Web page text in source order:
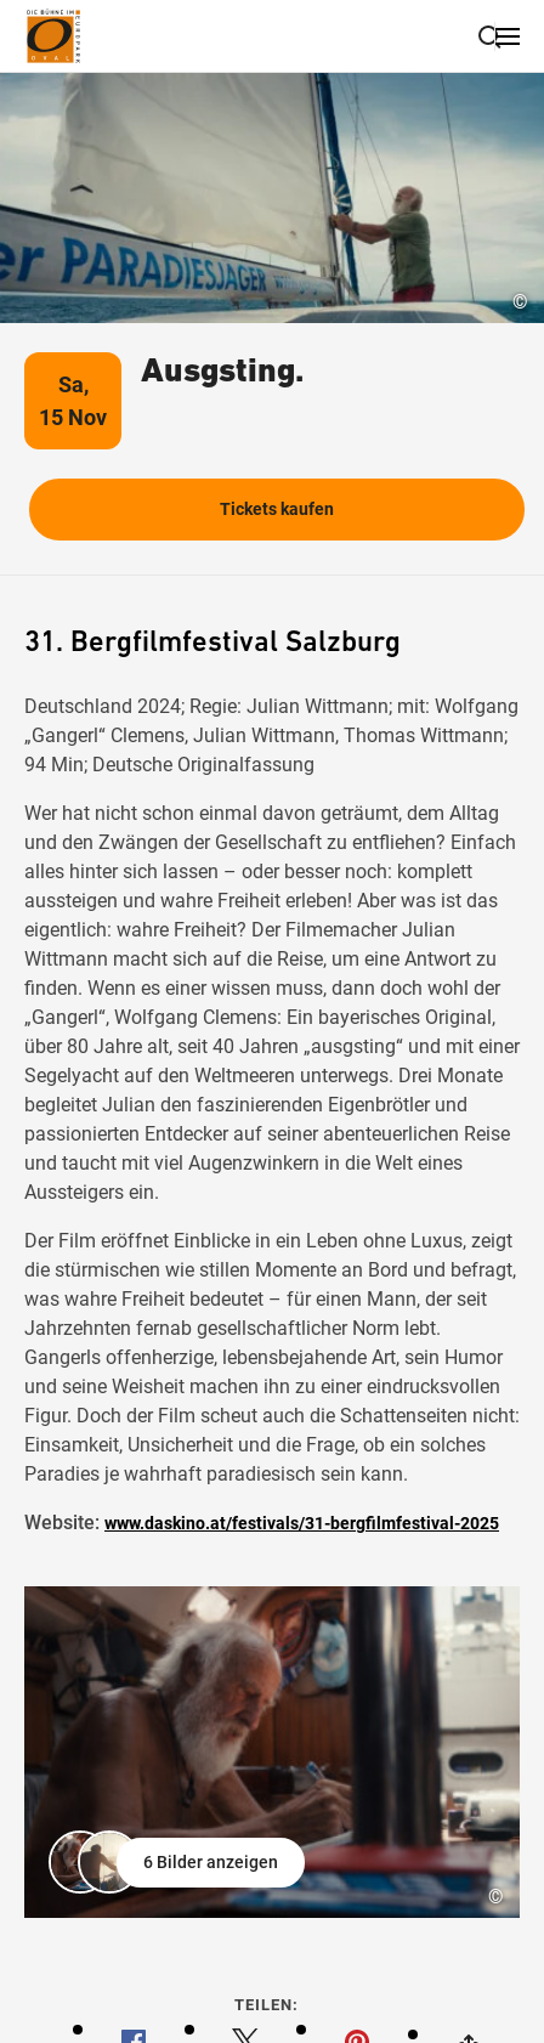
Suche schließen
Wegbeschreibung erhalten
©
Sa,
15 Nov
Ausgsting.
Tickets kaufen
31. Bergfilmfestival Salzburg
Deutschland 2024; Regie: Julian Wittmann; mit: Wolfgang
„Gangerl“ Clemens, Julian Wittmann, Thomas Wittmann;
94 Min; Deutsche Originalfassung
Wer hat nicht schon einmal davon geträumt, dem Alltag
und den Zwängen der Gesellschaft zu entfliehen? Einfach
alles hinter sich lassen – oder besser noch: komplett
aussteigen und wahre Freiheit erleben! Aber was ist das
eigentlich: wahre Freiheit? Der Filmemacher Julian
Wittmann macht sich auf die Reise, um eine Antwort zu
finden. Wenn es einer wissen muss, dann doch wohl der
„Gangerl“, Wolfgang Clemens: Ein bayerisches Original,
über 80 Jahre alt, seit 40 Jahren „ausgsting“ und mit einer
Segelyacht auf den Weltmeeren unterwegs. Drei Monate
begleitet Julian den faszinierenden Eigenbrötler und
passionierten Entdecker auf seiner abenteuerlichen Reise
und taucht mit viel Augenzwinkern in die Welt eines
Aussteigers ein.
Der Film eröffnet Einblicke in ein Leben ohne Luxus, zeigt
die stürmischen wie stillen Momente an Bord und befragt,
was wahre Freiheit bedeutet – für einen Mann, der seit
Jahrzehnten fernab gesellschaftlicher Norm lebt.
Gangerls offenherzige, lebensbejahende Art, sein Humor
und seine Weisheit machen ihn zu einer eindrucksvollen
Figur. Doch der Film scheut auch die Schattenseiten nicht:
Einsamkeit, Unsicherheit und die Frage, ob ein solches
Paradies je wahrhaft paradiesisch sein kann.
Website: www.daskino.at/festivals/31-bergfilmfestival-2025
©
6 Bilder anzeigen
TEILEN: